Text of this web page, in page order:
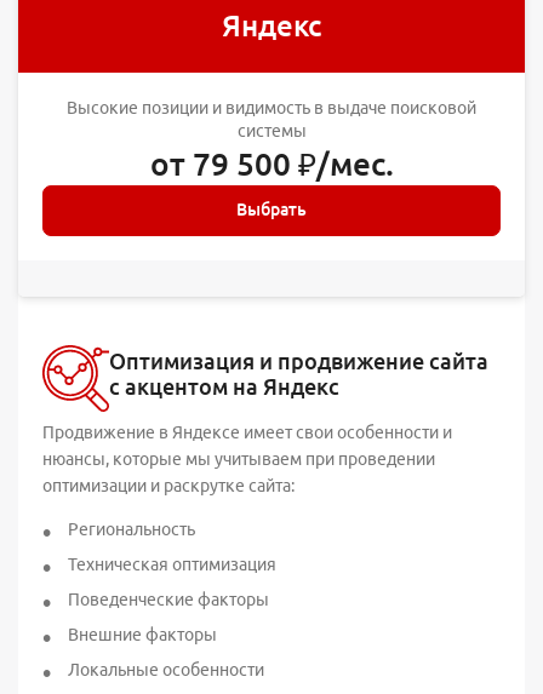
Яндекс
Высокие позиции и видимость в выдаче поисковой
системы
от 79 500 ₽/мес.
Выбрать
Оптимизация и продвижение сайта
с акцентом на Яндекс
Продвижение в Яндексе имеет свои особенности и
нюансы, которые мы учитываем при проведении
оптимизации и раскрутке сайта:
Региональность
Техническая оптимизация
Поведенческие факторы
Внешние факторы
Локальные особенности